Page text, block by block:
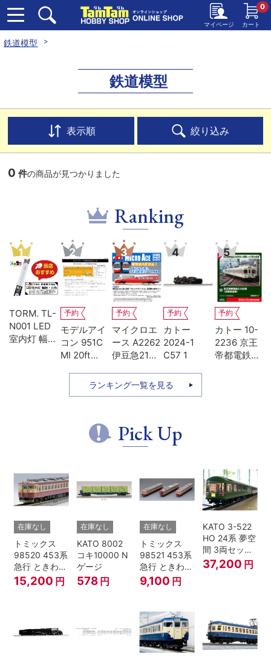
マイページ カート
0
鉄道模型
鉄道模型
表示順 絞り込み
0 件の商品が見つかりました
Ranking
1
TORM. TL-
N001 LED
室内灯 幅狭
2
予約
モデルアイ
コン 951C
MI 20ft
3
予約
マイクロエ
ース A2262
伊豆急2100
ルファ・リ
ゾート21 登
4
予約
カトー
2024-1
C57 1
5
予約
カトー 10-
2236 京王
帝都電鉄
ランキング一覧を見る
Pick Up
在庫なし
トミックス
98520 453系
急行 ときわ
基本4両セッ
ト Nゲージ
15,200 円
在庫なし
KATO 8002
コキ10000 N
ゲージ
578 円
在庫なし
トミックス
98521 453系
急行 ときわ
増結3両セッ
ト Nゲージ
9,100 円
KATO 3-522
HO 24系 夢空
間 3両セット
HOゲージ
37,200 円